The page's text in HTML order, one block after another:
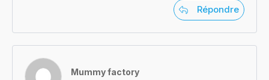
Répondre
Mummy factory